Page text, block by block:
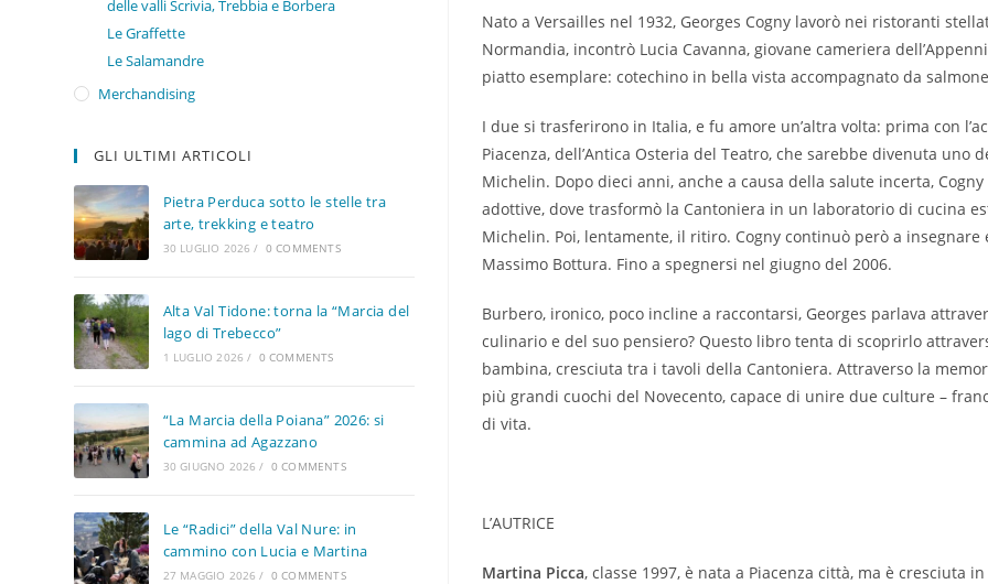
Nato a Versailles nel 1932, Georges Cogny lavorò nei ristoranti
Normandia, incontrò Lucia Cavanna, giovane cameriera
piatto esemplare: cotechino in bella vista accompagnato da
I due si trasferirono in Italia, e fu amore un’altra volta: prima con
Piacenza, dell’Antica Osteria del Teatro, che sarebbe divenuta uno
Michelin. Dopo dieci anni, anche a causa della salute incerta,
adottive, dove trasformò la Cantoniera in un laboratorio di cucina
Michelin. Poi, lentamente, il ritiro. Cogny continuò però a
Massimo Bottura. Fino a spegnersi nel giugno del 2006.
Burbero, ironico, poco incline a raccontarsi, Georges parlava
culinario e del suo pensiero? Questo libro tenta di scoprirlo
bambina, cresciuta tra i tavoli della Cantoniera. Attraverso la
più grandi cuochi del Novecento, capace di unire due culture –
di vita.
L’AUTRICE
Martina Picca, classe 1997, è nata a Piacenza città, ma è cresciuta
delle valli Scrivia, Trebbia e Borbera
Le Graffette
Le Salamandre
Merchandising
GLI ULTIMI ARTICOLI
Pietra Perduca sotto le stelle tra
arte, trekking e teatro
30 LUGLIO 2026 / 0 COMMENTS
Alta Val Tidone: torna la “Marcia del
lago di Trebecco”
1 LUGLIO 2026 / 0 COMMENTS
“La Marcia della Poiana” 2026: si
cammina ad Agazzano
30 GIUGNO 2026 / 0 COMMENTS
Le “Radici” della Val Nure: in
cammino con Lucia e Martina
27 MAGGIO 2026 / 0 COMMENTS